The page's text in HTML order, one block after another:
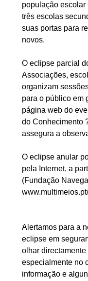
população
três escolas
suas portas para
novos.
O eclipse parcial
Associações,
organizam
para o público em
página web do
do Conhecimento
assegura a
O eclipse anular
pela Internet, a
(Fundação
Alertamos para a
eclipse em
olhar
especialmente no
informação e